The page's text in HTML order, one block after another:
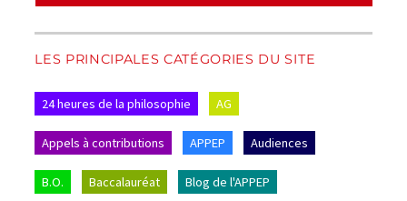
LES PRINCIPALES CATÉGORIES DU SITE
24 heures de la philosophie AG
Appels à contributions APPEP Audiences
B.O. Baccalauréat Blog de l'APPEP